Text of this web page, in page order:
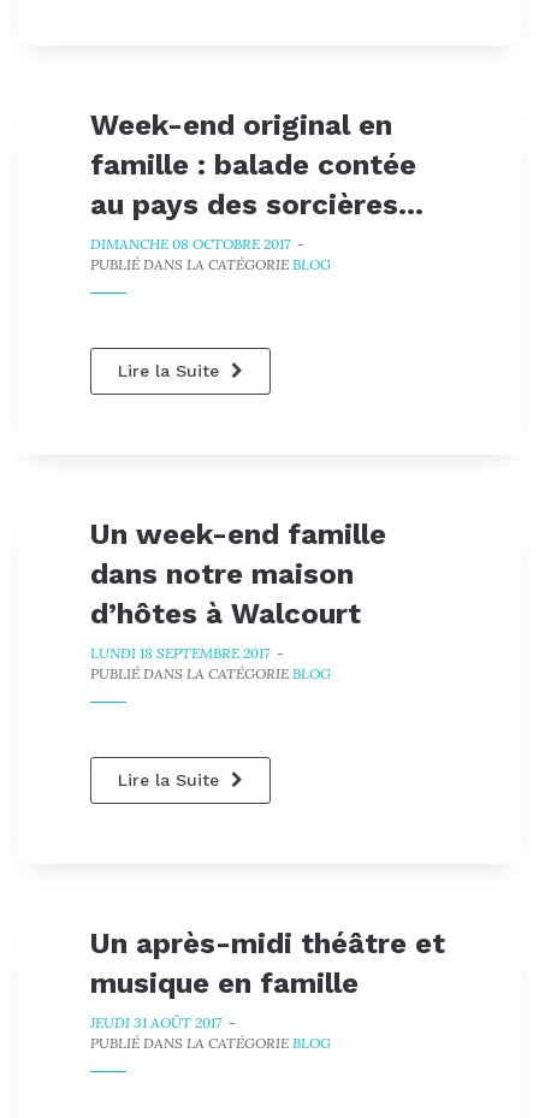
Week-end original en
famille : balade contée
au pays des sorcières...
DIMANCHE 08 OCTOBRE 2017-
PUBLIÉ DANS LA CATÉGORIE BLOG
Lire la Suite
Un week-end famille
dans notre maison
d’hôtes à Walcourt
LUNDI 18 SEPTEMBRE 2017-
PUBLIÉ DANS LA CATÉGORIE BLOG
Lire la Suite
Un après-midi théâtre et
musique en famille
JEUDI 31 AOÛT 2017-
PUBLIÉ DANS LA CATÉGORIE BLOG